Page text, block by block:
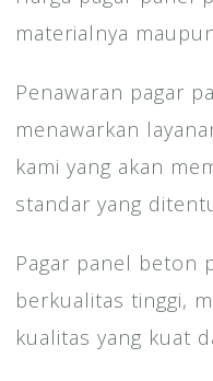
materialnya
Penawaran pagar
menawarkan
kami yang akan
standar yang
Pagar panel beton
berkualitas tinggi,
kualitas yang kuat